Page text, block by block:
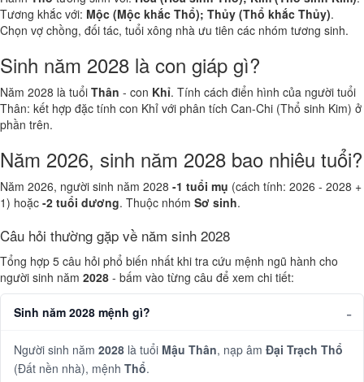
Tương khắc với: Mộc (Mộc khắc Thổ); Thủy (Thổ khắc Thủy).
Chọn vợ chồng, đối tác, tuổi xông nhà ưu tiên các nhóm tương sinh.
Sinh năm 2028 là con giáp gì?
Năm 2028 là tuổi Thân - con Khỉ. Tính cách điển hình của người tuổi
Thân: kết hợp đặc tính con Khỉ với phân tích Can-Chi (Thổ sinh Kim) ở
phần trên.
Năm 2026, sinh năm 2028 bao nhiêu tuổi?
Năm 2026, người sinh năm 2028 -1 tuổi mụ (cách tính: 2026 - 2028 +
1) hoặc -2 tuổi dương. Thuộc nhóm Sơ sinh.
Câu hỏi thường gặp về năm sinh 2028
Tổng hợp 5 câu hỏi phổ biến nhất khi tra cứu mệnh ngũ hành cho
người sinh năm 2028 - bấm vào từng câu để xem chi tiết:
Sinh năm 2028 mệnh gì?
Người sinh năm 2028 là tuổi Mậu Thân, nạp âm Đại Trạch Thổ
(Đất nền nhà), mệnh Thổ.